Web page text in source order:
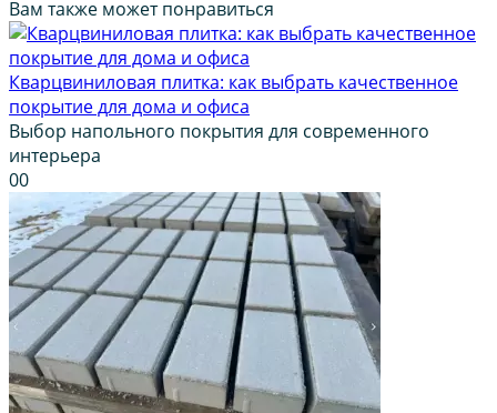
Вам также может понравиться
Кварцвиниловая плитка: как выбрать качественное
покрытие для дома и офиса
Выбор напольного покрытия для современного
интерьера
00